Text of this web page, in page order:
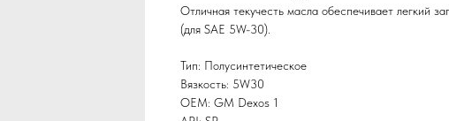
Отличная текучесть масла обеспечивает легкий
(для SAE 5W-30).
Тип: Полусинтетическое
Вязкость: 5W30
OEM: GM Dexos 1